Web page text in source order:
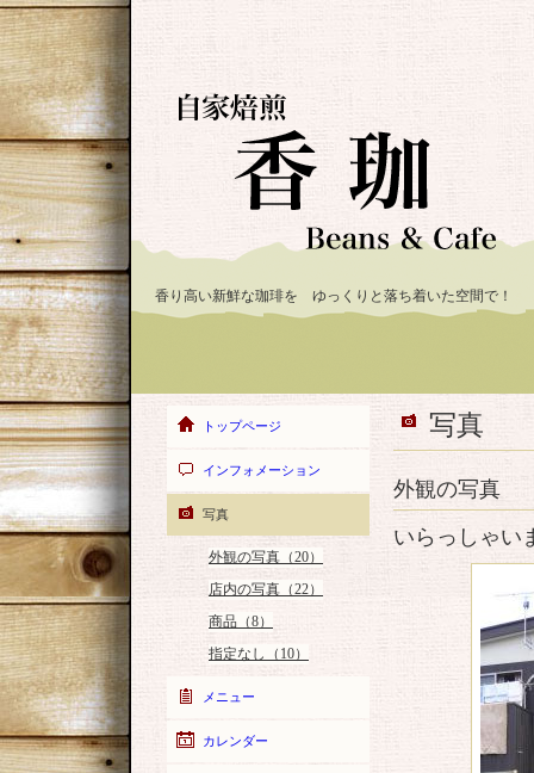
香り高い新鮮な珈琲を ゆっくりと落ち着いた空間で！
写真
外観の写真
いらっしゃい
トップページ
インフォメーション
写真
外観の写真（20）
店内の写真（22）
商品（8）
指定なし（10）
メニュー
カレンダー